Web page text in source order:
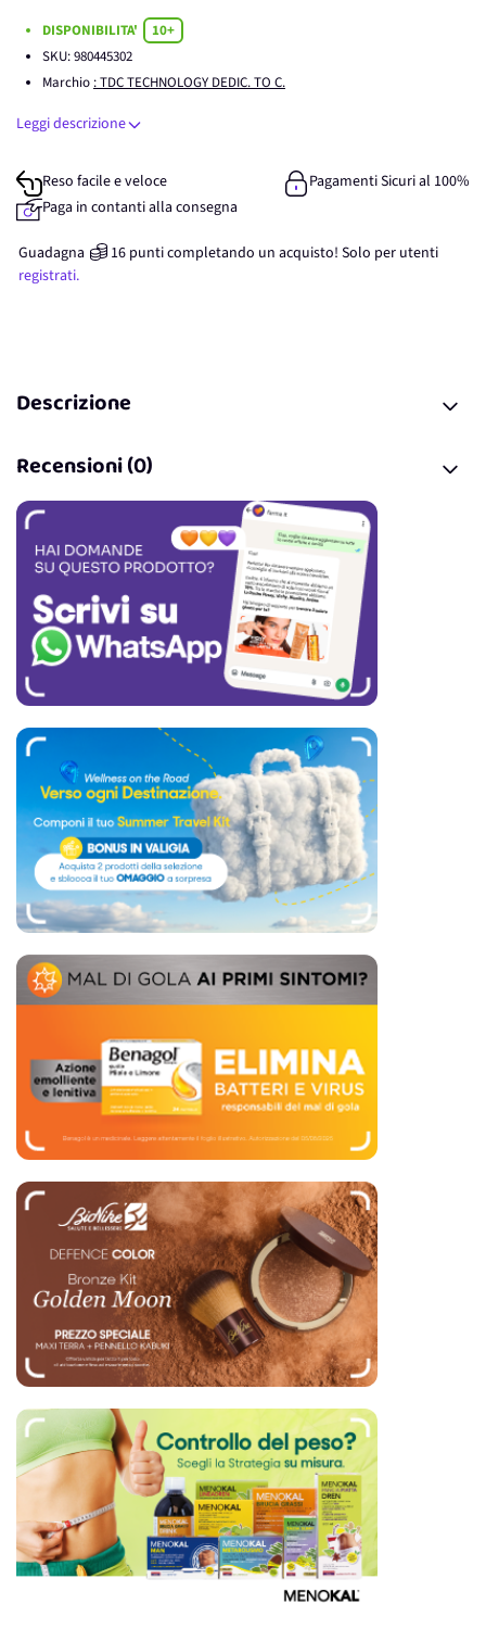
DISPONIBILITA'
10+
SKU:980445302
Marchio : TDC TECHNOLOGY DEDIC. TO C.
Leggi descrizione
Reso facile e veloce
Pagamenti Sicuri al 100%
Paga in contanti alla consegna
Guadagna 16 punticompletando un acquisto! Solo per utenti
registrati.
Descrizione
Recensioni (0)